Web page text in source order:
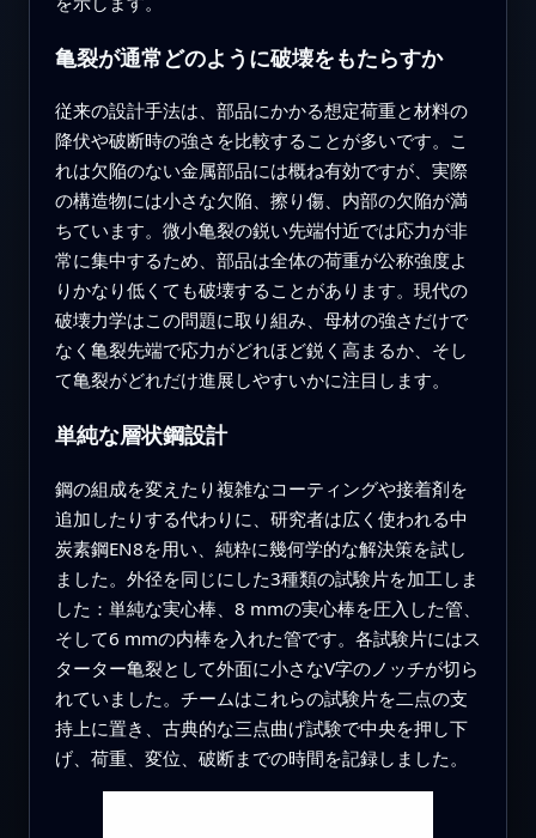
亀裂が通常どのように破壊をもたらすか
従来の設計手法は、部品にかかる想定荷重と材料の
降伏や破断時の強さを比較することが多いです。こ
れは欠陥のない金属部品には概ね有効ですが、実際
の構造物には小さな欠陥、擦り傷、内部の欠陥が満
ちています。微小亀裂の鋭い先端付近では応力が非
常に集中するため、部品は全体の荷重が公称強度よ
りかなり低くても破壊することがあります。現代の
破壊力学はこの問題に取り組み、母材の強さだけで
なく亀裂先端で応力がどれほど鋭く高まるか、そし
て亀裂がどれだけ進展しやすいかに注目します。
単純な層状鋼設計
鋼の組成を変えたり複雑なコーティングや接着剤を
追加したりする代わりに、研究者は広く使われる中
炭素鋼EN8を用い、純粋に幾何学的な解決策を試し
ました。外径を同じにした3種類の試験片を加工しま
した：単純な実心棒、8 mmの実心棒を圧入した管、
そして6 mmの内棒を入れた管です。各試験片にはス
ターター亀裂として外面に小さなV字のノッチが切ら
れていました。チームはこれらの試験片を二点の支
持上に置き、古典的な三点曲げ試験で中央を押し下
げ、荷重、変位、破断までの時間を記録しました。